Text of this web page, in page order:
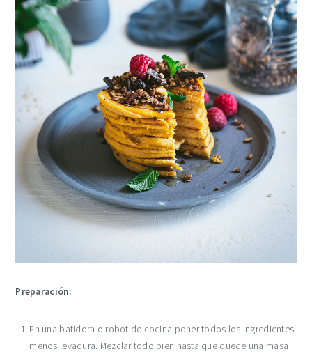
Preparación:
En una batidora o robot de cocina poner todos los ingredientes
menos levadura. Mezclar todo bien hasta que quede una masa